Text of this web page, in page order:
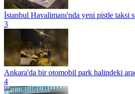
İstanbul Havalimanı'nda yeni pistle taksi
3
Ankara'da bir otomobil park halindeki
4